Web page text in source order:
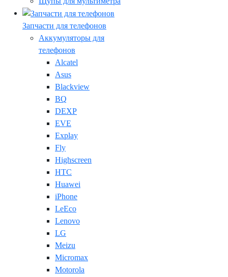
Запчасти для телефонов
Аккумуляторы для
телефонов
Alcatel
Asus
Blackview
BQ
DEXP
EVE
Explay
Fly
Highscreen
HTC
Huawei
iPhone
LeEco
Lenovo
LG
Meizu
Micromax
Motorola